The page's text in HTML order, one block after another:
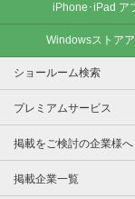
iPhone･iPad ア
Windowsストアア
ショールーム検索
プレミアムサービス
掲載をご検討の企業様へ
掲載企業一覧